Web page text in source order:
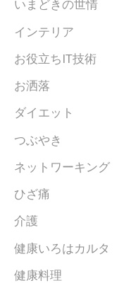
いまどきの世情
インテリア
お役立ちIT技術
お洒落
ダイエット
つぶやき
ネットワーキング
ひざ痛
介護
健康いろはカルタ
健康料理